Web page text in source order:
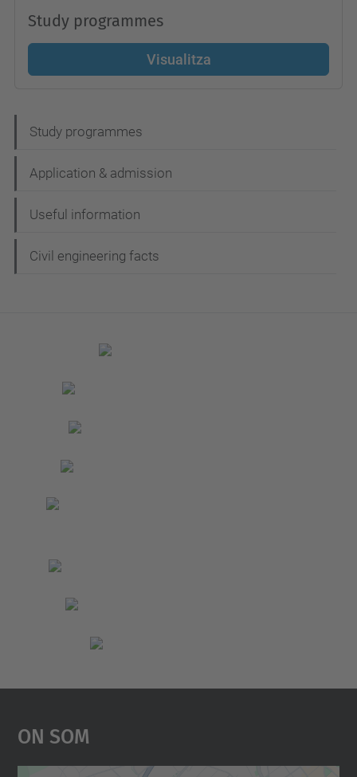
Study programmes
Visualitza
a
v
g
a
Study programmes
Application & admission
Useful information
Civil engineering facts
On Som